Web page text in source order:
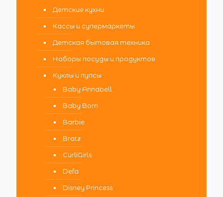
Детские кухни
Кассы и супермаркеты
Детская бытовая техника
Наборы посуды и продуктов
Куклы и пупсы
Baby Annabell
Baby Born
Barbie
Bratz
CurliGirls
Defa
Disney Princess